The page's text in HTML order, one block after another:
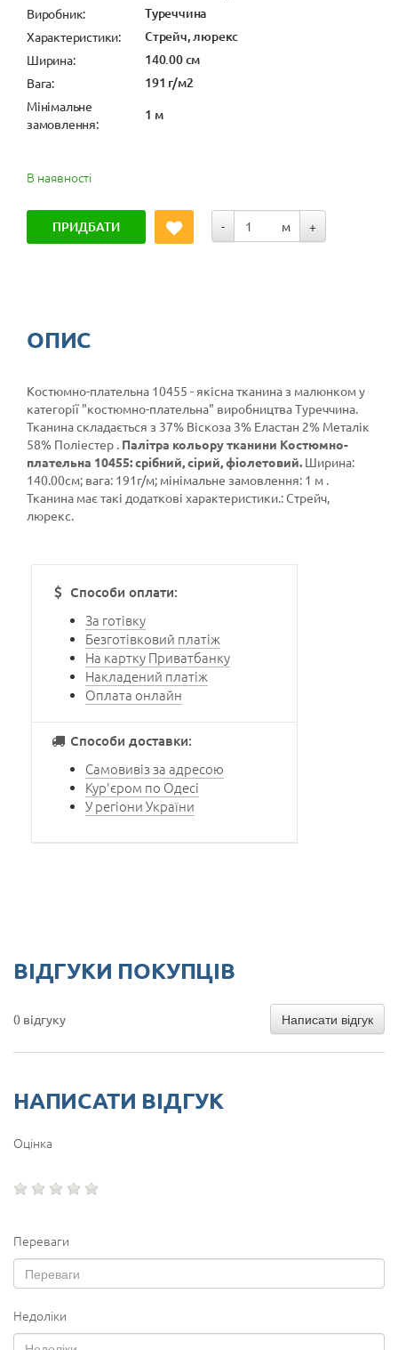
Виробник: Туреччина
Характеристики: Стрейч, люрекс
Ширина: 140.00 см
Вага: 191 г/м2
Мінімальне
замовлення:
1 м
В наявності
ПРИДБАТИ - м +
ОПИС
Костюмно-плательна 10455 - якісна тканина з малюнком у
категорії "костюмно-плательна" виробництва Туреччина.
Тканина складається з 37% Віскоза 3% Еластан 2% Металік
58% Поліестер . Палітра кольору тканини Костюмно-
плательна 10455: срібний, сірий, фіолетовий. Ширина:
140.00см; вага: 191г/м; мінімальне замовлення: 1 м .
Тканина має такі додаткові характеристики.: Стрейч,
люрекс.
Способи оплати:
За готівку
Безготівковий платіж
На картку Приватбанку
Накладений платіж
Оплата онлайн
Способи доставки:
Самовивіз за адресою
Кур'єром по Одесі
У регіони України
ВІДГУКИ ПОКУПЦІВ
0 відгуку Написати відгук
НАПИСАТИ ВІДГУК
Оцінка
Переваги
Недоліки